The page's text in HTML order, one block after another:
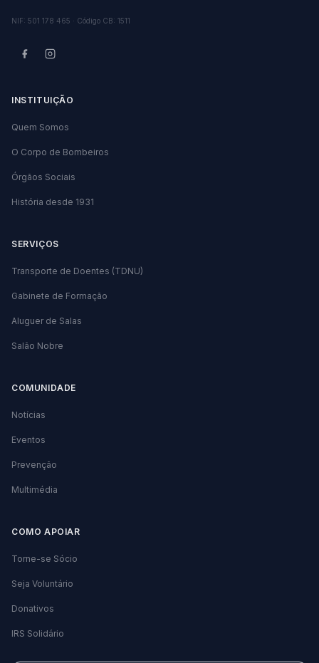
NIF: 501 178 465 · Código CB: 1511
INSTITUIÇÃO
Quem Somos
O Corpo de Bombeiros
Órgãos Sociais
História desde 1931
SERVIÇOS
Transporte de Doentes (TDNU)
Gabinete de Formação
Aluguer de Salas
Salão Nobre
COMUNIDADE
Notícias
Eventos
Prevenção
Multimédia
COMO APOIAR
Torne-se Sócio
Seja Voluntário
Donativos
IRS Solidário